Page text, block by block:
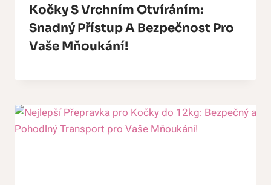
Kočky S Vrchním Otvíráním:
Snadný Přístup A Bezpečnost Pro
Vaše Mňoukání!